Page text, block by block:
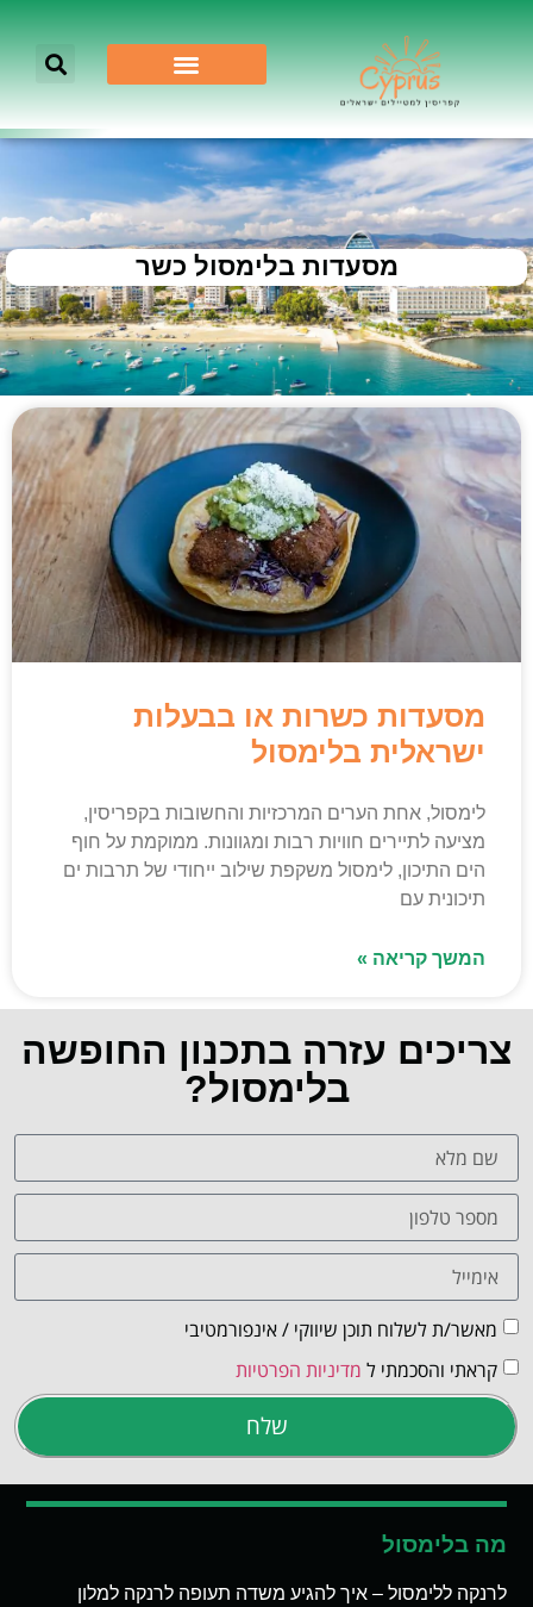
מסעדות בלימסול כשר
מסעדות כשרות או בבעלות
ישראלית בלימסול
לימסול, אחת הערים המרכזיות והחשובות בקפריסין,
מציעה לתיירים חוויות רבות ומגוונות. ממוקמת על חוף
הים התיכון, לימסול משקפת שילוב ייחודי של תרבות ים
תיכונית עם
המשך קריאה »
צריכים עזרה בתכנון החופשה
בלימסול?
מאשר/ת לשלוח תוכן שיווקי / אינפורמטיבי
קראתי והסכמתי ל מדיניות הפרטיות
שלח
מה בלימסול
לרנקה ללימסול – איך להגיע משדה תעופה לרנקה למלון